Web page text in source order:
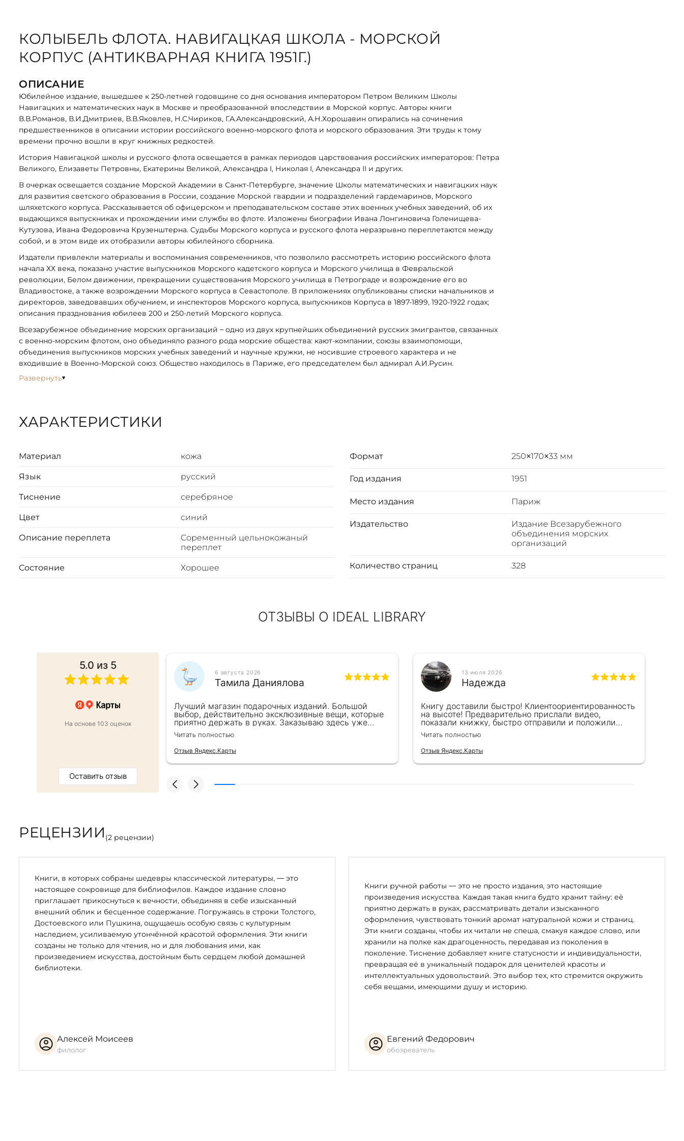
КОЛЫБЕЛЬ ФЛОТА. НАВИГАЦКАЯ ШКОЛА - МОРСКОЙ
КОРПУС (АНТИКВАРНАЯ КНИГА 1951Г.)
ОПИСАНИЕ
Юбилейное издание, вышедшее к 250-летней годовщине со дня основания императором Петром Великим Школы
Навигацких и математических наук в Москве и преобразованной впоследствии в Морской корпус. Авторы книги
В.В.Романов, В.И.Дмитриев, В.В.Яковлев, Н.С.Чириков, Г.А.Александровский, А.Н.Хорошавин опирались на сочинения
предшественников в описании истории российского военно-морского флота и морского образования. Эти труды к тому
времени прочно вошли в круг книжных редкостей.
История Навигацкой школы и русского флота освещается в рамках периодов царствования российских императоров: Петра
Великого, Елизаветы Петровны, Екатерины Великой, Александра I, Николая I, Александра II и других.
В очерках освещается создание Морской Академии в Санкт-Петербурге, значение Школы математических и навигацких наук
для развития светского образования в России, создание Морской гвардии и подразделений гардемаринов, Морского
шляхетского корпуса. Рассказывается об офицерском и преподавательском составе этих военных учебных заведений, об их
выдающихся выпускниках и прохождении ими службы во флоте. Изложены биографии Ивана Лонгиновича Голенищева-
Кутузова, Ивана Федоровича Крузенштерна. Судьбы Морского корпуса и русского флота неразрывно переплетаются между
собой, и в этом виде их отобразили авторы юбилейного сборника.
Издатели привлекли материалы и воспоминания современников, что позволило рассмотреть историю российского флота
начала ХХ века, показано участие выпускников Морского кадетского корпуса и Морского училища в Февральской
революции, Белом движении, прекращении существования Морского училища в Петрограде и возрождение его во
Владивостоке, а также возрождении Морского корпуса в Севастополе. В приложениях опубликованы списки начальников и
директоров, заведовавших обучением, и инспекторов Морского корпуса, выпускников Корпуса в 1897-1899, 1920-1922 годах;
описания празднования юбилеев 200 и 250-летий Морского корпуса.
Всезарубежное объединение морских организаций – одно из двух крупнейших объединений русских эмигрантов, связанных
с военно-морским флотом, оно объединяло разного рода морские общества: кают-компании, союзы взаимопомощи,
объединения выпускников морских учебных заведений и научные кружки, не носившие строевого характера и не
входившие в Военно-Морской союз. Общество находилось в Париже, его председателем был адмирал А.И.Русин.
Развернуть
ХАРАКТЕРИСТИКИ
Материал кожа
Язык русский
Тиснение серебряное
Цвет синий
Описание переплета
Соременный цельнокожаный
переплет
Состояние Хорошее
Формат 250×170×33 мм
Год издания 1951
Место издания Париж
Издательство
Издание Всезарубежного
объединения морских
организаций
Количество страниц 328
ОТЗЫВЫ О IDEAL LIBRARY
5.0 из 5
На основе 103 оценок
Оставить отзыв
подарок коллеге. Менеджер
оформили заказ и доставку на
6 августа 2026
Тамила Даниялова
Лучший магазин подарочных изданий. Большой
выбор, действительно эксклюзивные вещи, которые
приятно держать в руках. Заказываю здесь уже
второй раз для бизнес-партнеров, всегда всё
безупречно — от общения с консультантами до
качества самих книг. Однозначно рекомендую
Читать полностью
Отзыв Яндекс.Карты
13 июля 2026
Надежда
Книгу доставили быстро! Клиентоориентированность
на высоте! Предварительно прислали видео,
показали книжку, быстро отправили и положили
подарочек) Спасибо!!!
Читать полностью
Отзыв Яндекс.Карты
РЕЦЕНЗИИ (2 рецензии)
Книги, в которых собраны шедевры классической литературы, — это
настоящее сокровище для библиофилов. Каждое издание словно
приглашает прикоснуться к вечности, объединяя в себе изысканный
внешний облик и бесценное содержание. Погружаясь в строки Толстого,
Достоевского или Пушкина, ощущаешь особую связь с культурным
наследием, усиливаемую утончённой красотой оформления. Эти книги
созданы не только для чтения, но и для любования ими, как
произведением искусства, достойным быть сердцем любой домашней
библиотеки.
Алексей Моисеев
филолог
Книги ручной работы — это не просто издания, это настоящие
произведения искусства. Каждая такая книга будто хранит тайну: её
приятно держать в руках, рассматривать детали изысканного
оформления, чувствовать тонкий аромат натуральной кожи и страниц.
Эти книги созданы, чтобы их читали не спеша, смакуя каждое слово, или
хранили на полке как драгоценность, передавая из поколения в
поколение. Тиснение добавляет книге статусности и индивидуальности,
превращая её в уникальный подарок для ценителей красоты и
интеллектуальных удовольствий. Это выбор тех, кто стремится окружить
себя вещами, имеющими душу и историю.
Евгений Федорович
обозреватель